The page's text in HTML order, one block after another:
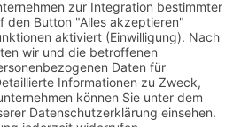
und Tools
(lokales